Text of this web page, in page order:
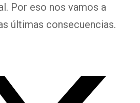
Por eso nos vamos a
últimas consecuencias.